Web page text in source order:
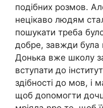
подібних розмов.
нецікаво людям
пошукати треба
добре, завжди була
Донька вже школу
вступати до
здібності до мов, і
щоб доnомогти